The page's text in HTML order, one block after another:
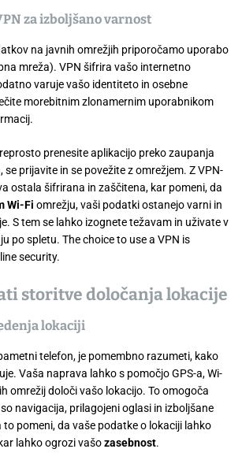
za izboljšano varnost
na javnih omrežjih priporočamo uporabo
mreža). VPN šifrira vašo internetno
varuje vašo identiteto in osebne
morebitnim zlonamernim uporabnikom
prenesite aplikacijo preko zaupanja
prijavite in se povežite z omrežjem. Z VPN-
ostala šifrirana in zaščitena, kar pomeni, da
Wi-Fi omrežju, vaši podatki ostanejo varni in
S tem se lahko izognete težavam in uživate v
po spletu. The choice to use a VPN is
security.
storitve določanja lokacije
lokaciji
telefon, je pomembno razumeti, kako
Vaša naprava lahko s pomočjo GPS-a, Wi-
omrežij določi vašo lokacijo. To omogoča
navigacija, prilagojeni oglasi in izboljšane
to pomeni, da vaše podatke o lokaciji lahko
lahko ogrozi vašozasebnost.